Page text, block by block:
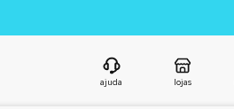
ajuda lojas